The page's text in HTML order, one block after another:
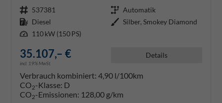
Fahrzeugnr. 537381 Getriebe Automatik
Kraftstoff Diesel Außenfarbe Silber, Smokey Diamond
Leistung 110 kW (150 PS)
35.107,– €
incl. 19% MwSt.
Details
Verbrauch kombiniert: 4,90 l/100km
CO2-Klasse: D
CO2-Emissionen: 128,00 g/km